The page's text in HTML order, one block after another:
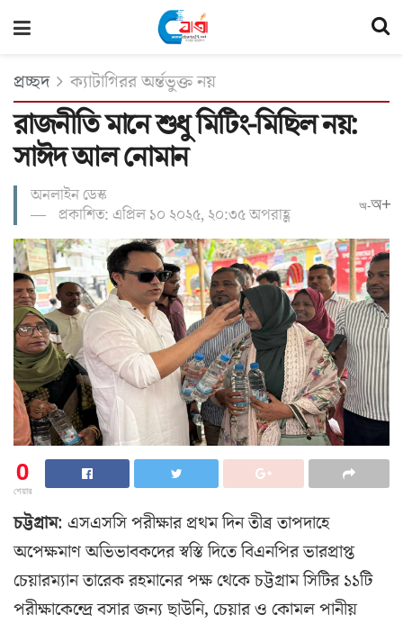
প্রচ্ছদ ক্যাটাগিরর অর্ন্তভুক্ত নয়
রাজনীতি মানে শুধু মিটিং-মিছিল নয়:
সাঈদ আল নোমান
অনলাইন ডেস্ক
প্রকাশিত: এপ্রিল ১০ ২০২৫, ২০:৩৫ অপরাহ্ণ
অ-অ+
0
শেয়ার
চট্টগ্রাম: এসএসসি পরীক্ষার প্রথম দিন তীব্র তাপদাহে
অপেক্ষমাণ অভিভাবকদের স্বস্তি দিতে বিএনপির ভারপ্রাপ্ত
চেয়ারম্যান তারেক রহমানের পক্ষ থেকে চট্টগ্রাম সিটির ১১টি
পরীক্ষাকেন্দ্রে বসার জন্য ছাউনি, চেয়ার ও কোমল পানীয়